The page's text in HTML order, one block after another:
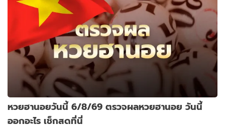
หวยฮานอยวันนี้ 6/8/69 ตรวจผลหวยฮานอย วันนี้
ออกอะไร เช็กสดที่นี่